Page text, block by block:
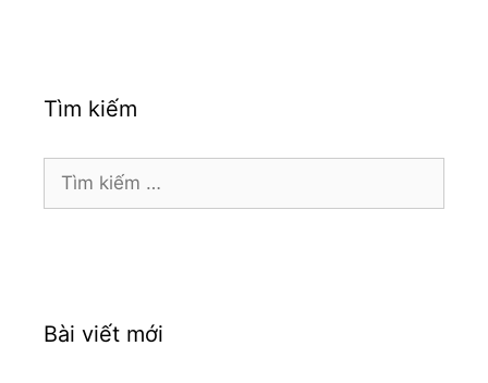
Tìm kiếm
Tìm
kiếm
Bài viết mới